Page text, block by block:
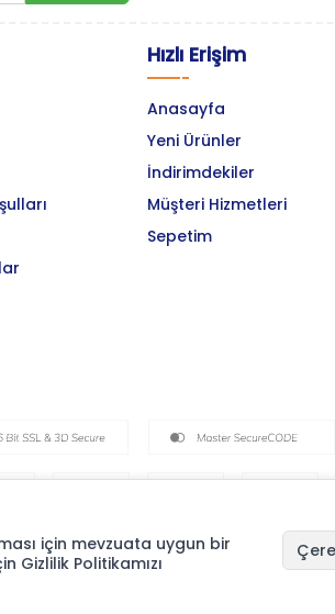
Hızlı Erişim
Anasayfa
Yeni Ürünler
İndirimdekiler
Müşteri Hizmetleri
Sepetim
için mevzuata uygun bir
Gizlilik Politikamızı